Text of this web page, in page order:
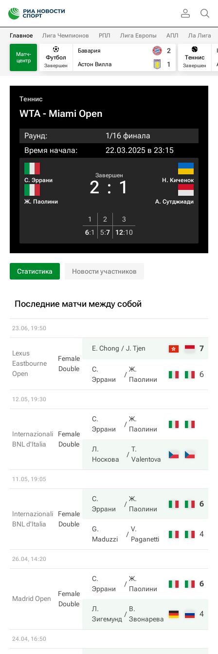
Главное Лига Чемпионов РПЛ Лига Европы АПЛ Ла Лига
Матч-
центр
Футбол
Завершен
Бавария
Астон Вилла
2
1
Теннис
Завершен
Теннис
WTA- Miami Open
Раунд:
1/16 финала
Время начала:
22.03.2025 в 23:15
С. Эррани
Ж. Паолини
Завершен
2 : 1 Н. Киченок
А. Сутджиади
1 2
3
6:1 5:7 12:10
Статистика Новости участников
Последние матчи между собой
23.06, 19:50
Lexus
Eastbourne
Open
Female
Double
E. Chong J. Tjen 7
С.
Эррани
Ж.
Паолини
6
12.05, 19:30
Internazionali
BNL d'Italia
Female
Double
С.
Эррани
Ж.
Паолини
Л.
Носкова
T.
Valentova
11.05, 19:05
Internazionali
BNL d'Italia
Female
Double
С.
Эррани
Ж.
Паолини
6
G.
Maduzzi
V.
Paganetti
4
26.04, 14:20
Madrid Open
Female
Double
С.
Эррани
Ж.
Паолини
6
Л.
Зигемунд
В.
Звонарева
4
24.04, 16:50